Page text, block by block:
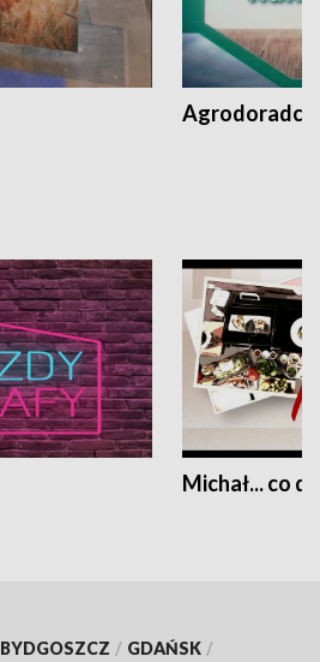
Agrodoradcy
Michał... co
BYDGOSZCZ / GDAŃSK /